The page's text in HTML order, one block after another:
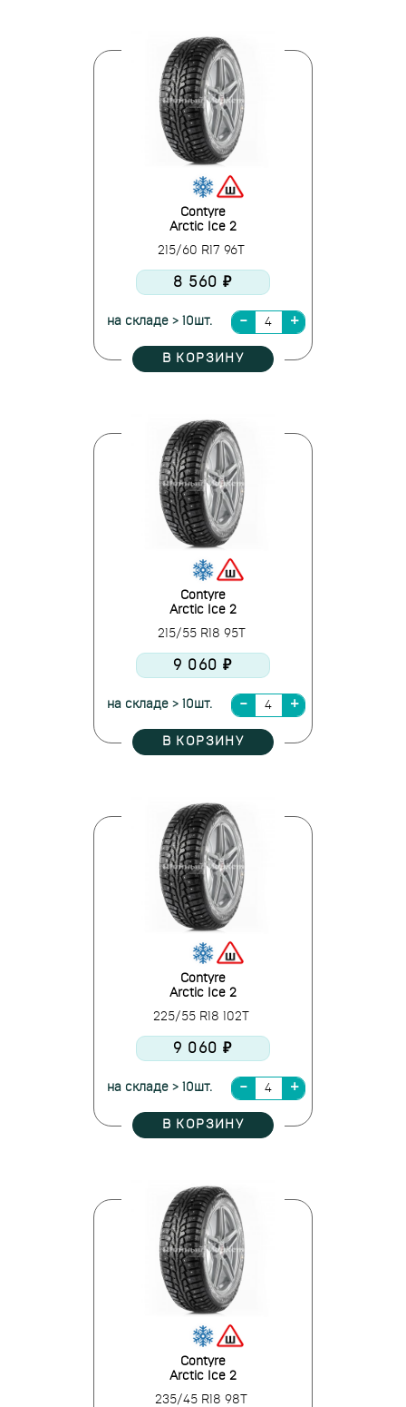
Contyre
Arctic Ice 2
215/60 R17 96T
8 560 ₽
на складе > 10шт.
В КОРЗИНУ
Contyre
Arctic Ice 2
215/55 R18 95T
9 060 ₽
на складе > 10шт.
В КОРЗИНУ
Contyre
Arctic Ice 2
225/55 R18 102T
9 060 ₽
на складе > 10шт.
В КОРЗИНУ
Contyre
Arctic Ice 2
235/45 R18 98T